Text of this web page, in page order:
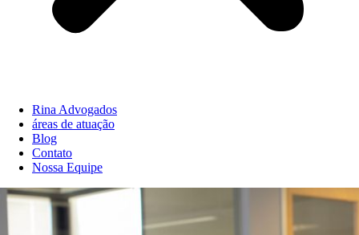
Rina Advogados
áreas de atuação
Blog
Contato
Nossa Equipe